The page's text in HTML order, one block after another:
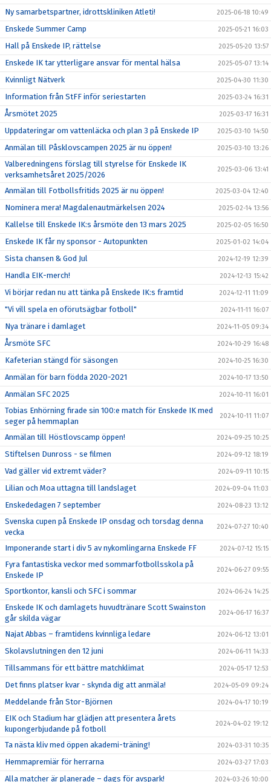
Ny samarbetspartner, idrottskliniken Atleti! 2025-06-18 10:49
Enskede Summer Camp 2025-05-21 16:03
Hall på Enskede IP, rättelse 2025-05-20 13:57
Enskede IK tar ytterligare ansvar för mental hälsa 2025-05-07 13:14
Kvinnligt Nätverk 2025-04-30 11:30
Information från StFF inför seriestarten 2025-03-24 16:31
Årsmötet 2025 2025-03-17 16:31
Uppdateringar om vattenläcka och plan 3 på Enskede IP 2025-03-10 14:50
Anmälan till Påsklovscampen 2025 är nu öppen! 2025-03-10 13:26
Valberedningens förslag till styrelse för Enskede IK
verksamhetsåret 2025/2026
2025-03-06 13:41
Anmälan till Fotbollsfritids 2025 är nu öppen! 2025-03-04 12:40
Nominera mera! Magdalenautmärkelsen 2024 2025-02-14 13:56
Kallelse till Enskede IK:s årsmöte den 13 mars 2025 2025-02-05 16:50
Enskede IK får ny sponsor - Autopunkten 2025-01-02 14:04
Sista chansen & God Jul 2024-12-19 12:39
Handla EIK-merch! 2024-12-13 15:42
Vi börjar redan nu att tänka på Enskede IK:s framtid 2024-12-11 11:09
"Vi vill spela en oförutsägbar fotboll" 2024-11-11 16:07
Nya tränare i damlaget 2024-11-05 09:34
Årsmöte SFC 2024-10-29 16:48
Kafeterian stängd för säsongen 2024-10-25 16:30
Anmälan för barn födda 2020-2021 2024-10-17 13:50
Anmälan SFC 2025 2024-10-11 16:01
Tobias Enhörning firade sin 100:e match för Enskede IK med
seger på hemmaplan
2024-10-11 11:07
Anmälan till Höstlovscamp öppen! 2024-09-25 10:25
Stiftelsen Dunross - se filmen 2024-09-12 18:19
Vad gäller vid extremt väder? 2024-09-11 10:15
Lilian och Moa uttagna till landslaget 2024-09-04 11:03
Enskededagen 7 september 2024-08-23 13:12
Svenska cupen på Enskede IP onsdag och torsdag denna
vecka
2024-07-27 10:40
Imponerande start i div 5 av nykomlingarna Enskede FF 2024-07-12 15:15
Fyra fantastiska veckor med sommarfotbollsskola på
Enskede IP
2024-06-27 09:55
Sportkontor, kansli och SFC i sommar 2024-06-24 14:25
Enskede IK och damlagets huvudtränare Scott Swainston
går skilda vägar
2024-06-17 16:37
Najat Abbas – framtidens kvinnliga ledare 2024-06-12 13:01
Skolavslutningen den 12 juni 2024-06-11 14:33
Tillsammans för ett bättre matchklimat 2024-05-17 12:53
Det finns platser kvar - skynda dig att anmäla! 2024-05-09 09:24
Meddelande från Stor-Björnen 2024-04-17 10:19
EIK och Stadium har glädjen att presentera årets
kupongerbjudande på fotboll
2024-04-02 19:12
Ta nästa kliv med öppen akademi-träning! 2024-03-31 10:35
Hemmapremiär för herrarna 2024-03-27 17:03
Alla matcher är planerade – dags för avspark! 2024-03-26 10:00